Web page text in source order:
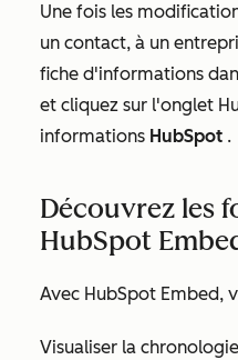
Une fois les
un contact, à un
fiche d'informations
et cliquez sur l'onglet
informations HubSpot .
Découvrez les
HubSpot
Avec HubSpot Embed,
Visualiser la